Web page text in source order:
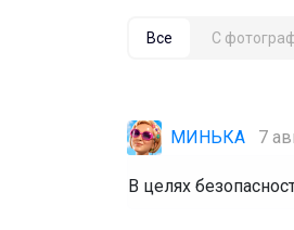
Все С
МИНЬКА 7
В целях